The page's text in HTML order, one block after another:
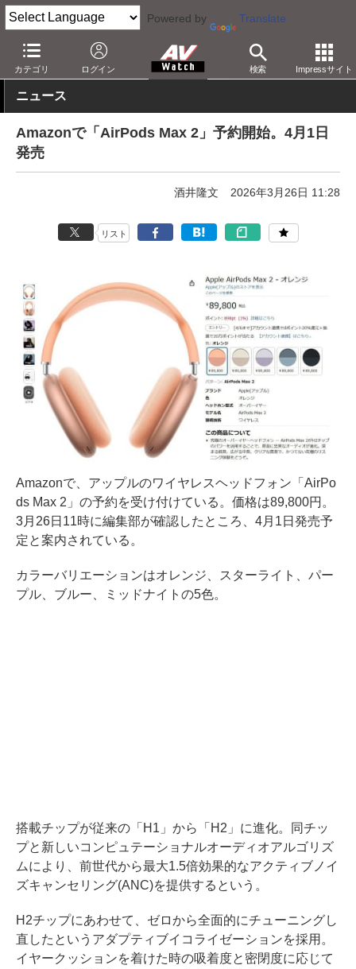
Powered by Translate
カテゴリ ログイン 検索 Impressサイト
AV Watch 製品 ヘッドフォン Apple
ニュース
Amazonで「AirPods Max 2」予約開始。4月1日
発売
酒井隆文 2026年3月26日 11:28
リスト
Amazonで、アップルのワイヤレスヘッドフォン「AirPo
ds Max 2」の予約を受け付けている。価格は89,800円。
3月26日11時に編集部が確認したところ、4月1日発売予
定と案内されている。
カラーバリエーションはオレンジ、スターライト、パー
プル、ブルー、ミッドナイトの5色。
搭載チップが従来の「H1」から「H2」に進化。同チッ
プと新しいコンピュテーショナルオーディオアルゴリズ
ムにより、前世代から最大1.5倍効果的なアクティブノイ
ズキャンセリング(ANC)を提供するという。
H2チップにあわせて、ゼロから全面的にチューニングし
直したというアダプティブイコライゼーションを採用。
イヤークッションを着けた時の吸着度と密閉度に応じて